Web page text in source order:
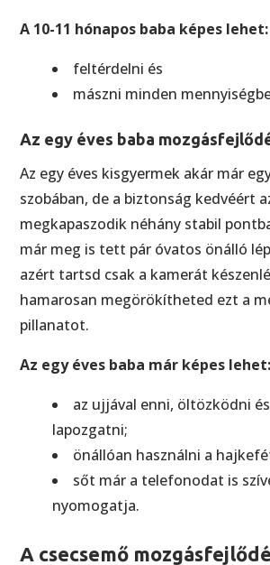
A 10-11 hónapos baba képes lehet:
feltérdelni és
mászni minden
Az egy éves baba
Az egy éves kisgyermek akár már
szobában, de a biztonság kedvéért
megkapaszodik néhány stabil
már meg is tett pár óvatos önálló
azért tartsd csak a kamerát
hamarosan megörökítheted ezt a
pillanatot.
Az egy éves baba már képes lehet:
az ujjával enni, öltözködni
lapozgatni;
önállóan használni a
sőt már a telefonodat is
nyomogatja.
A csecsemő